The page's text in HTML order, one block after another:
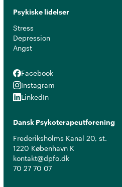
Psykiske lidelser
Stress
Depression
Angst
Facebook
Facebook
Instagram
Instagram
LinkedIn
LinkedIn
Dansk Psykoterapeutforening
Frederiksholms Kanal 20, st.
1220 København K
kontakt@dpfo.dk
70 27 70 07